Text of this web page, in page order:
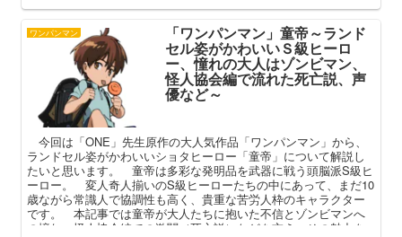
思います。
ワンパンマン 「ワンパンマン」童帝～ランド
セル姿がかわいいＳ級ヒーロ
ー、憧れの大人はゾンビマン、
怪人協会編で流れた死亡説、声
優など～
今回は「ONE」先生原作の大人気作品「ワンパンマン」から、
ランドセル姿がかわいいショタヒーロー「童帝」について解説し
たいと思います。 童帝は多彩な発明品を武器に戦う頭脳派S級ヒ
ーロー。 変人奇人揃いのS級ヒーローたちの中にあって、まだ10
歳ながら常識人で協調性も高く、貴重な苦労人枠のキャラクター
です。 本記事では童帝が大人たちに抱いた不信とゾンビマンへ
の憧れ、怪人協会編での激闘（死亡説）などを交え、その魅力を